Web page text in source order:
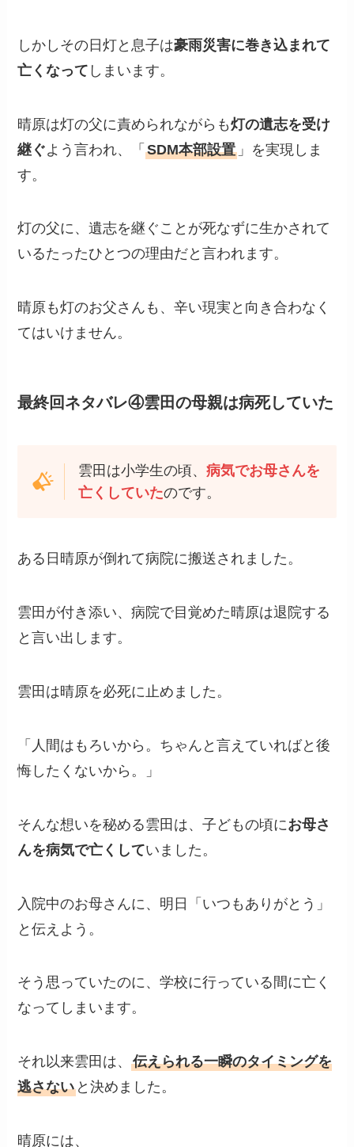
しかしその日灯と息子は豪雨災害に巻き込まれて
亡くなって しまいます。
晴原は灯の父に責められながらも灯の遺志を受け
継ぐよう言われ、「SDM本部設置 」を実現しま
す。
灯の父に、遺志を継ぐことが死なずに生かされて
いるたったひとつの理由だと言われます。
晴原も灯のお父さんも、辛い現実と向き合わなく
てはいけません。
最終回ネタバレ④雲田の母親は病死していた
雲田は小学生の頃、 病気でお母さんを
亡くしていたのです。
ある日晴原が倒れて病院に搬送されました。
雲田が付き添い、病院で目覚めた晴原は退院する
と言い出します。
雲田は晴原を必死に止めました。
「人間はもろいから。ちゃんと言えていればと後
悔したくないから。」
そんな想いを秘める雲田は、子どもの頃にお母さ
んを病気で亡くしていました。
入院中のお母さんに、明日「いつもありがとう」
と伝えよう。
そう思っていたのに、学校に行っている間に亡く
なってしまいます。
それ以来雲田は、伝えられる一瞬のタイミングを
逃さない と決めました。
晴原には、